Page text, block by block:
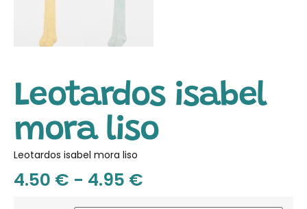
Leotardos isabel
mora liso
Leotardos isabel mora liso
4.50 € - 4.95 €